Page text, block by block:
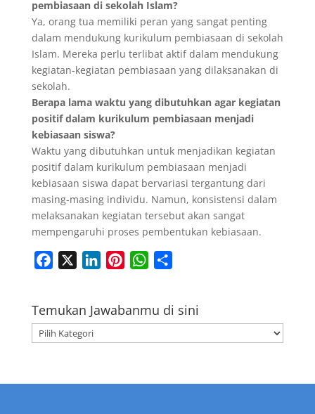
pembiasaan di sekolah Islam?
Ya, orang tua memiliki peran yang sangat penting
dalam mendukung kurikulum pembiasaan di sekolah
Islam. Mereka perlu terlibat aktif dalam mendukung
kegiatan-kegiatan pembiasaan yang dilaksanakan di
sekolah.
Berapa lama waktu yang dibutuhkan agar kegiatan
positif dalam kurikulum pembiasaan menjadi
kebiasaan siswa?
Waktu yang dibutuhkan untuk menjadikan kegiatan
positif dalam kurikulum pembiasaan menjadi
kebiasaan siswa dapat bervariasi tergantung dari
masing-masing individu. Namun, konsistensi dalam
melaksanakan kegiatan tersebut akan sangat
mempengaruhi proses pembentukan kebiasaan.
e
b
k
k
n
t
s
W
t
p
r
Temukan Jawabanmu di sini
Temukan
Jawabanmu